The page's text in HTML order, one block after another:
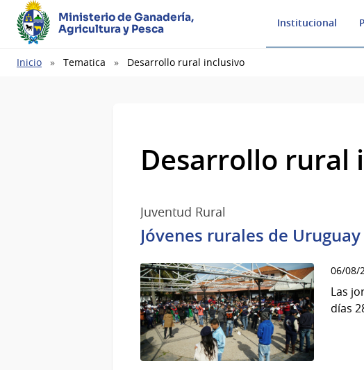
Ministerio de Ganadería,
Agricultura y Pesca
Institucional
Ruta
Inicio Tematica Desarrollo rural inclusivo
Desarrollo rural
Juventud Rural
Jóvenes rurales de
06/08/
Las
días